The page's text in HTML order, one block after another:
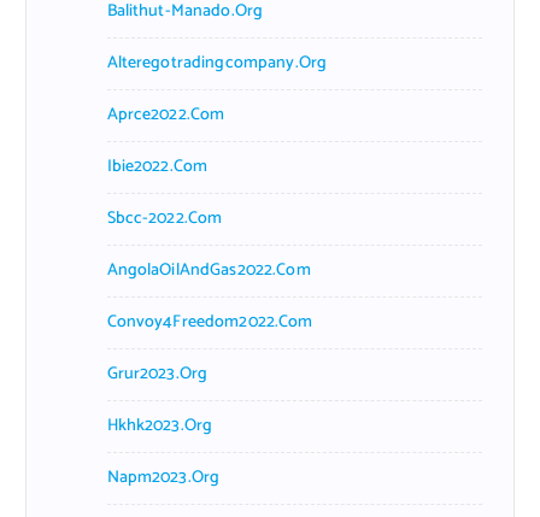
Balithut-Manado.org
Alteregotradingcompany.org
Aprce2022.com
Ibie2022.com
Sbcc-2022.com
AngolaOilAndGas2022.com
Convoy4Freedom2022.com
Grur2023.org
Hkhk2023.org
Napm2023.org